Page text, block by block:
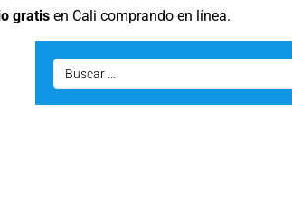
gratisen Cali comprando en línea.